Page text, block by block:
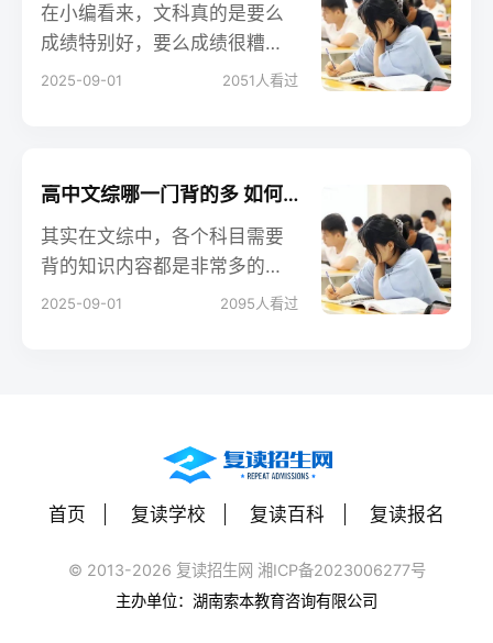
在小编看来，文科真的是要么
成绩特别好，要么成绩很糟糕
的一类课程，每天都要淹没在
2025-09-01 2051 人看过
高中文综哪一门背的多 如何背效率高
其实在文综中，各个科目需要
背的知识内容都是非常多的，
而且知识量也很大，但是小编
是需要死记硬背的，但是在做
题的时候，还是需要理解的。
2025-09-01 2095 人看过
首页 复读学校 复读百科 复读报名
© 2013-2026 复读招生网 湘ICP备2023006277号
主办单位：湖南索本教育咨询有限公司